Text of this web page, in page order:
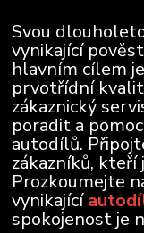
Svou
vynikající
hlavním cílem
prvotřídní
zákaznický
poradit a
autodílů.
zákazníků, kteří
Prozkoumejte
vynikající
spokojenost je